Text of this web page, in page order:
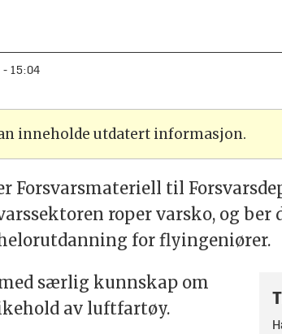
- 15:04
inneholde utdatert informasjon.
Forsvarsmateriell til
roper varsko, og ber
for flyingeniører.
særlig kunnskap om
av luftfartøy.